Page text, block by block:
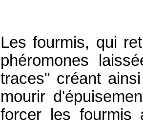
Les fourmis, qui
phéromones
traces" créant
mourir
forcer les fourmis